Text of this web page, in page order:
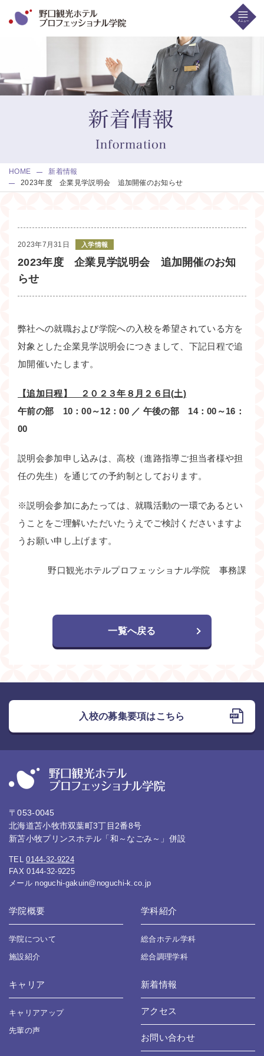
HOME
新着情報
2023年度 企業見学説明会 追加開催のお知らせ
2023年7月31日 入学情報
2023年度 企業見学説明会 追加開催のお知
らせ
弊社への就職および学院への入校を希望されている方を
対象とした企業見学説明会につきまして、下記日程で追
加開催いたします。
【追加日程】 ２０２３年８月２６日(土)
午前の部 10：00～12：00 ／ 午後の部 14：00～16：
00
説明会参加申し込みは、高校（進路指導ご担当者様や担
任の先生）を通じての予約制としております。
※説明会参加にあたっては、就職活動の一環であるとい
うことをご理解いただいたうえでご検討くださいますよ
うお願い申し上げます。
野口観光ホテルプロフェッショナル学院 事務課
一覧へ戻る
入校の募集要項はこちら
〒053-0045
北海道苫小牧市双葉町3丁目2番8号
新苫小牧プリンスホテル「和～なごみ～」併設
TEL0144-32-9224
FAX 0144-32-9225
メール noguchi-gakuin@noguchi-k.co.jp
学院概要
学院について
施設紹介
学科紹介
総合ホテル学科
総合調理学科
キャリア
キャリアアップ
先輩の声
新着情報
アクセス
お問い合わせ